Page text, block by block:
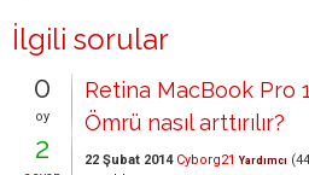
İlgili sorular
0
oy
2
Retina MacBook Pro
Ömrü nasıl arttırılır?
22 Şubat 2014 Cyborg21 Yardımcı (